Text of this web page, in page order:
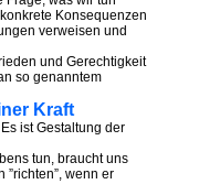
Konsequenzen
verweisen und
und Gerechtigkeit
so genanntem
Kraft
ist Gestaltung der
tun, braucht uns
wenn er